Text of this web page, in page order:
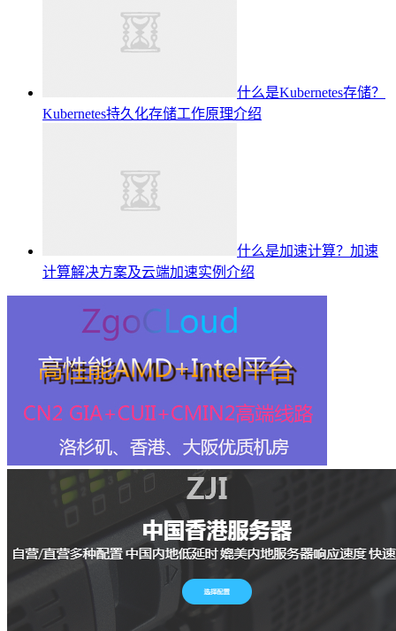
什么是Kubernetes存储？
Kubernetes持久化存储工作原理介绍
什么是加速计算？加速
计算解决方案及云端加速实例介绍